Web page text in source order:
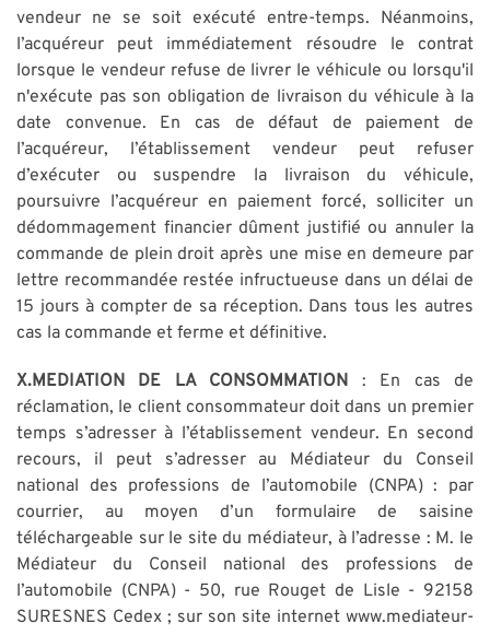
vendeur ne se soit exécuté entre-temps. Néanmoins,
l’acquéreur peut immédiatement résoudre le contrat
lorsque le vendeur refuse de livrer le véhicule ou lorsqu'il
n'exécute pas son obligation de livraison du véhicule à la
date convenue. En cas de défaut de paiement de
l’acquéreur, l’établissement vendeur peut refuser
d’exécuter ou suspendre la livraison du véhicule,
poursuivre l’acquéreur en paiement forcé, solliciter un
dédommagement financier dûment justifié ou annuler la
commande de plein droit après une mise en demeure par
lettre recommandée restée infructueuse dans un délai de
15 jours à compter de sa réception. Dans tous les autres
cas la commande et ferme et définitive.
X.MEDIATION DE LA CONSOMMATION : En cas de
réclamation, le client consommateur doit dans un premier
temps s’adresser à l’établissement vendeur. En second
recours, il peut s’adresser au Médiateur du Conseil
national des professions de l’automobile (CNPA) : par
courrier, au moyen d’un formulaire de saisine
téléchargeable sur le site du médiateur, à l’adresse : M. le
Médiateur du Conseil national des professions de
l’automobile (CNPA) - 50, rue Rouget de Lisle - 92158
SURESNES Cedex ; sur son site internet www.mediateur-